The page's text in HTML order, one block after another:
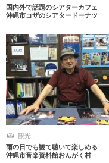
国内外で話題のシアターカフェ
沖縄市コザのシアタードーナツ
観光
雨の日でも観て聴いて楽しめる
沖縄市音楽資料館おんがく村